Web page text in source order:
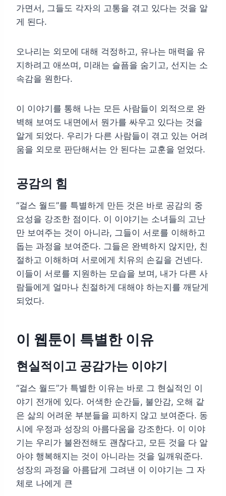
가면서, 그들도 각자의 고통을 겪고 있다는 것을 알
게 된다.
오나리는 외모에 대해 걱정하고, 유나는 매력을 유
지하려고 애쓰며, 미래는 슬픔을 숨기고, 선지는 소
속감을 원한다.
이 이야기를 통해 나는 모든 사람들이 외적으로 완
벽해 보여도 내면에서 뭔가를 싸우고 있다는 것을
알게 되었다. 우리가 다른 사람들이 겪고 있는 어려
움을 외모로 판단해서는 안 된다는 교훈을 얻었다.
공감의 힘
“걸스 월드”를 특별하게 만든 것은 바로 공감의 중
요성을 강조한 점이다. 이 이야기는 소녀들의 고난
만 보여주는 것이 아니라, 그들이 서로를 이해하고
돕는 과정을 보여준다. 그들은 완벽하지 않지만, 친
절하고 이해하며 서로에게 치유의 손길을 건넨다.
이들이 서로를 지원하는 모습을 보며, 내가 다른 사
람들에게 얼마나 친절하게 대해야 하는지를 깨닫게
되었다.
이 웹툰이 특별한 이유
현실적이고 공감가는 이야기
“걸스 월드”가 특별한 이유는 바로 그 현실적인 이
야기 전개에 있다. 어색한 순간들, 불안감, 오해 같
은 삶의 어려운 부분들을 피하지 않고 보여준다. 동
시에 우정과 성장의 아름다움을 강조한다. 이 이야
기는 우리가 불완전해도 괜찮다고, 모든 것을 다 알
아야 행복해지는 것이 아니라는 것을 일깨워준다.
성장의 과정을 아름답게 그려낸 이 이야기는 그 자
체로 나에게 큰